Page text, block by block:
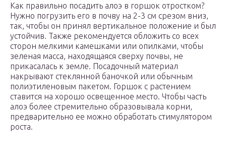
Как правильно посадить алоэ в горшок отростком?
Нужно погрузить его в почву на 2-3 см срезом вниз,
так, чтобы он принял вертикальное положение и был
устойчив. Также рекомендуется обложить со всех
сторон мелкими камешками или опилками, чтобы
зеленая масса, находящаяся сверху почвы, не
прикасалась к земле. Посадочный материал
накрывают стеклянной баночкой или обычным
полиэтиленовым пакетом. Горшок с растением
ставится на хорошо освещенное место. Чтобы часть
алоэ более стремительно образовывала корни,
предварительно ее можно обработать стимулятором
роста.